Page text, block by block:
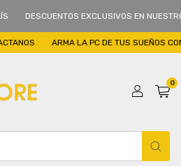
DESCUENTOS EXCLUSIVOS EN NUESTRO
ARMA LA PC DE TUS SUEÑOS CON
0